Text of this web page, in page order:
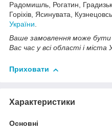
Радомишль, Рогатин,
Горіхів, Ясинувата,
України.
Ваше замовлення може бути
Вас час у всі області і міста
Приховати
Характеристики
Основні